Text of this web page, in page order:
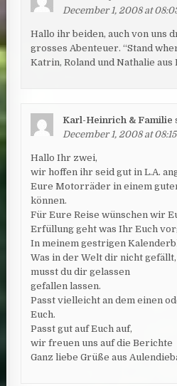
December 1, 2008 at
Hallo ihr beiden, auch von uns
grosses Abenteuer. “Stand
Katrin, Roland und Nathalie aus
Karl-Heinrich & Familie
December 1, 2008 at 08:15
Hallo Ihr zwei,
wir hoffen ihr seid gut in L.A.
Eure Motorräder in einem
können.
Für Eure Reise wünschen wir
Erfüllung geht was Ihr Euch
In meinem gestrigen
Was in der Welt dir nicht gefällt,
musst du dir gelassen
gefallen lassen.
Passt vielleicht an dem einen
Euch.
Passt gut auf Euch auf,
wir freuen uns auf die Berichte
Ganz liebe Grüße aus